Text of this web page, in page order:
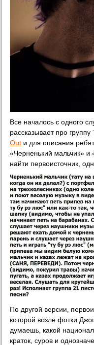
Все началось с одного
рассказывает про
Out и для описания
«Черненький мальчик» и
найти первоисточник,
По другой версии,
которой возле фотки
думаешь, какой
краток, суров и